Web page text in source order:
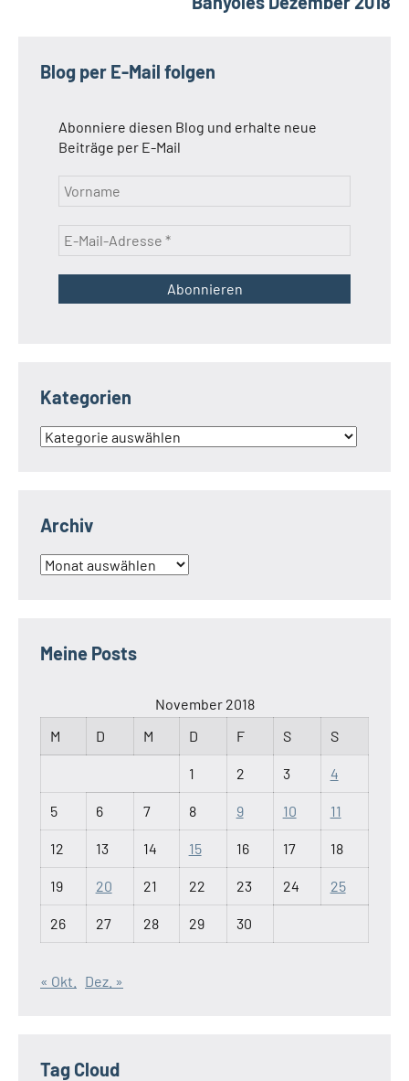
Blog per E-Mail folgen
Abonniere diesen Blog und erhalte neue
Beiträge per E-Mail
Kategorien
Kategorien
Archiv
Archiv
Meine Posts
November 2018
M
D M D F S S
1 2 3 4
5 6 7 8 9 10 11
12 13 14 15 16 17 18
19 20 21 22 23 24 25
26 27 28 29 30
« Okt. Dez. »
Tag Cloud